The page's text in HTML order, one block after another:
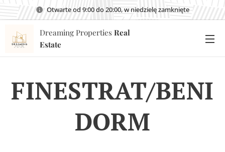
Otwarte od 9:00 do 20:00, w niedzielę zamknięte
Dreaming Properties Real
Estate
FINESTRAT/BENI
DORM